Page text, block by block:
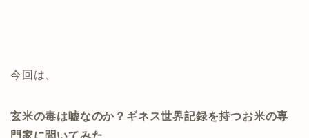
今回は、
玄米の毒は嘘なのか？ギネス世界記録を持つお米の専
門家に聞いてみた